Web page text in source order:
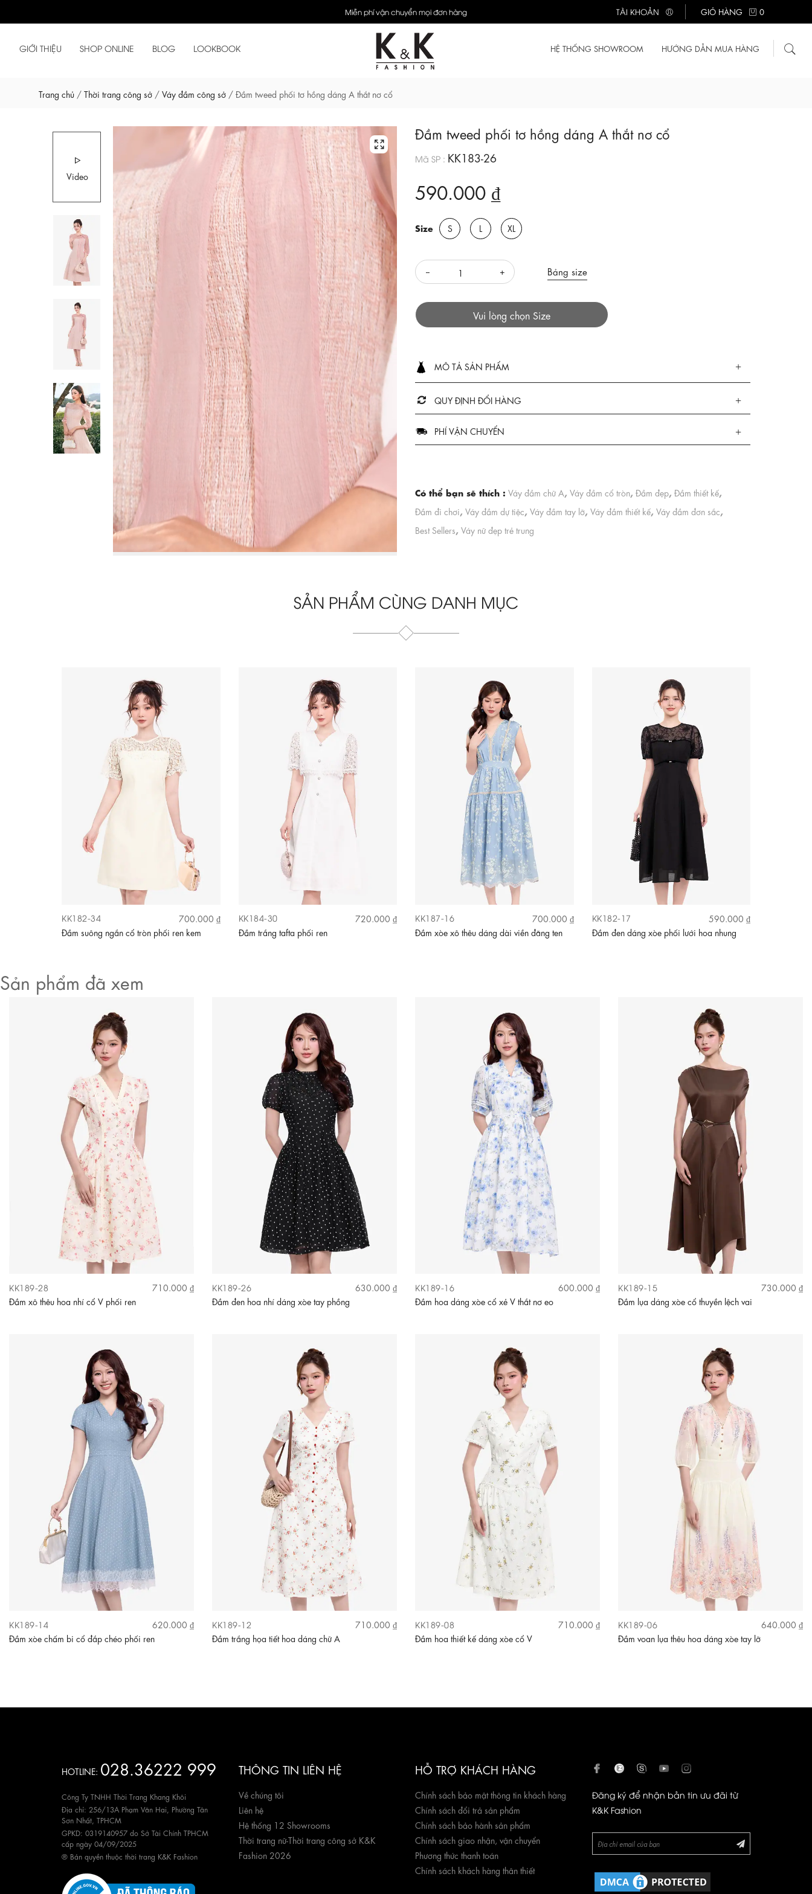
Miễn phí vận chuyển mọi đơn hàng TÀI KHOẢN GIỎ HÀNG 0
GIỚI THIỆU SHOP ONLINE BLOG LOOKBOOK HỆ THỐNG SHOWROOM HƯỚNG DẪN MUA HÀNG
Trang chủ / Thời trang công sở / Váy đầm công sở / Đầm tweed phối tơ hồng dáng A thắt nơ cổ
Video
Đầm tweed phối tơ hồng dáng A thắt nơ cổ
Mã SP : KK183-26
590.000 ₫
Size S L XL
Bảng size
Vui lòng chọn Size
MÔ TẢ SẢN PHẨM
QUY ĐỊNH ĐỔI HÀNG
PHÍ VẬN CHUYỂN
Có thể bạn sẽ thích : Váy đầm chữ A, Váy đầm cổ tròn, Đầm đẹp, Đầm thiết kế,
Đầm đi chơi, Váy đầm dự tiệc, Váy đầm tay lỡ, Váy đầm thiết kế, Váy đầm đơn sắc,
Best Sellers, Váy nữ đẹp trẻ trung
SẢN PHẨM CÙNG DANH MỤC
KK182-34
700.000 ₫
Đầm suông ngắn cổ tròn phối ren kem
KK184-30
720.000 ₫
Đầm trắng tafta phối ren
KK187-16
700.000 ₫
Đầm xòe xô thêu dáng dài viền đăng ten
KK182-17
590.000 ₫
Đầm đen dáng xòe phối lưới hoa nhung
Sản phẩm đã xem
KK189-28
710.000 ₫
Đầm xô thêu hoa nhí cổ V phối ren
KK189-26
630.000 ₫
Đầm đen hoa nhí dáng xòe tay phồng
KK189-16
600.000 ₫
Đầm hoa dáng xòe cổ xẻ V thắt nơ eo
KK189-15
730.000 ₫
Đầm lụa dáng xòe cổ thuyền lệch vai
KK189-14
620.000 ₫
Đầm xòe chấm bi cổ đắp chéo phối ren
KK189-12
710.000 ₫
Đầm trắng họa tiết hoa dáng chữ A
KK189-08
710.000 ₫
Đầm hoa thiết kế dáng xòe cổ V
KK189-06
640.000 ₫
Đầm voan lụa thêu hoa dáng xòe tay lỡ
HOTLINE: 028.36222 999
Công Ty TNHH Thời Trang Khang Khôi
Địa chỉ: 256/13A Phạm Văn Hai, Phường Tân
Sơn Nhất, TPHCM
GPKD: 0319140957 do Sở Tài Chính TPHCM
cấp ngày 04/09/2025
® Bản quyền thuộc thời trang K&K Fashion
THÔNG TIN LIÊN HỆ
Về chúng tôi
Liên hệ
Hệ thống 12 Showrooms
Thời trang nữ-Thời trang công sở K&K
Fashion 2026
HỖ TRỢ KHÁCH HÀNG
Chính sách bảo mật thông tin khách hàng
Chính sách đổi trả sản phẩm
Chính sách bảo hành sản phẩm
Chính sách giao nhận, vận chuyển
Phương thức thanh toán
Chính sách khách hàng thân thiết
Đăng ký để nhận bản tin ưu đãi từ
K&K Fashion